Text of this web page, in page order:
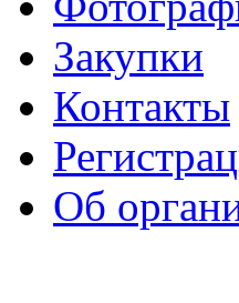
Закупки
Контакты
Об